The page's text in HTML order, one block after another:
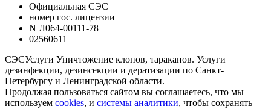
Официальная СЭС
номер гос. лицензии
N Л064-00111-78
02560611
СЭСУслуги Уничтожение клопов, тараканов. Услуги
дезинфекции, дезинсекции и дератизации по Санкт-
Петербургу и Ленинградской области.
Продолжая пользоваться сайтом вы соглашаетесь, что мы
используем cookies, и системы аналитики, чтобы сохранять